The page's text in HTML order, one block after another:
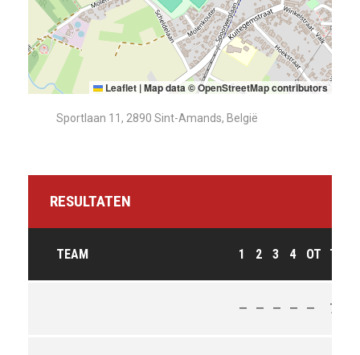
Leaflet |Map data ©OpenStreetMapcontributors
Sportlaan 11, 2890 Sint-Amands, België
RESULTATEN
TEAM 1 2 3 4 OT T
— — — — — 74